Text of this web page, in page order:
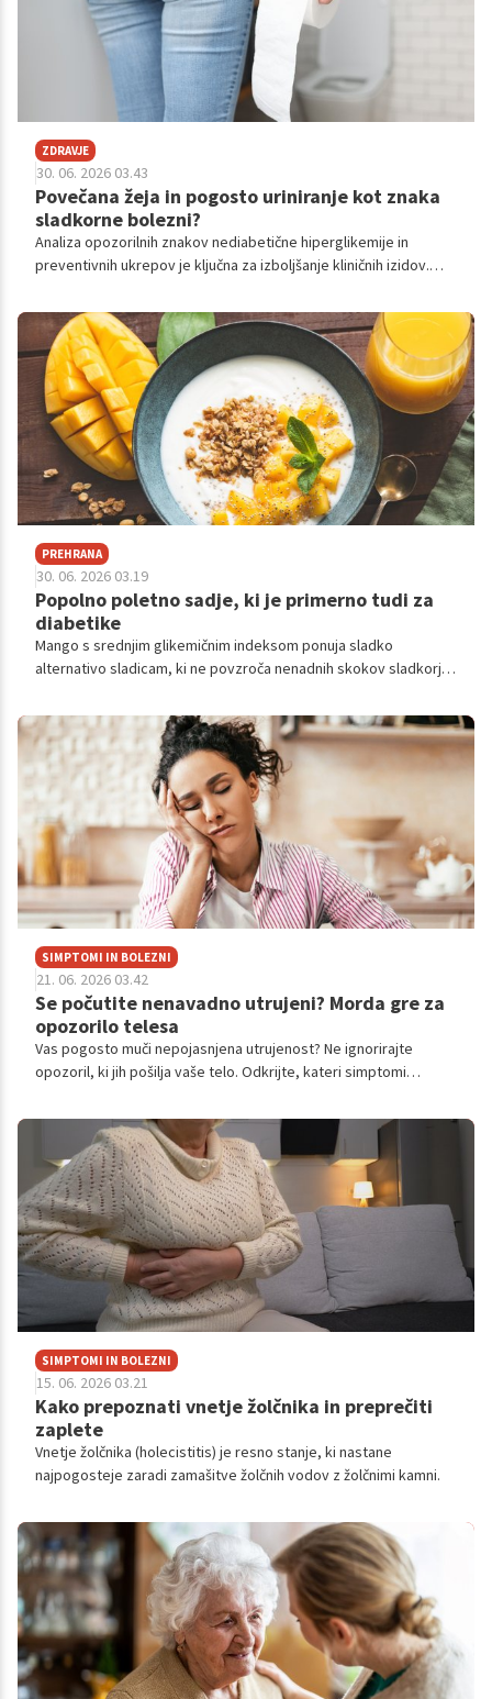
ZDRAVJE
30. 06. 2026 03.43
Povečana žeja in pogosto uriniranje kot znaka
sladkorne bolezni?
Analiza opozorilnih znakov nediabetične hiperglikemije in
preventivnih ukrepov je ključna za izboljšanje kliničnih izidov.
pogostega uriniranja kot zgodnjih indikatorjev presnovnih
motenj in poudarjajo pomembnost zgodnje medicinske
obravnave.
PREHRANA
30. 06. 2026 03.19
Popolno poletno sadje, ki je primerno tudi za
diabetike
Mango s srednjim glikemičnim indeksom ponuja sladko
alternativo sladicam, ki ne povzroča nenadnih skokov sladkorja,
SIMPTOMI IN BOLEZNI
21. 06. 2026 03.42
Se počutite nenavadno utrujeni? Morda gre za
opozorilo telesa
Vas pogosto muči nepojasnjena utrujenost? Ne ignorirajte
opozoril, ki jih pošilja vaše telo. Odkrijte, kateri simptomi
bolezni bistveno izboljša kakovost vašega vsakdana.
SIMPTOMI IN BOLEZNI
15. 06. 2026 03.21
Kako prepoznati vnetje žolčnika in preprečiti
zaplete
Vnetje žolčnika (holecistitis) je resno stanje, ki nastane
najpogosteje zaradi zamašitve žolčnih vodov z žolčnimi kamni.